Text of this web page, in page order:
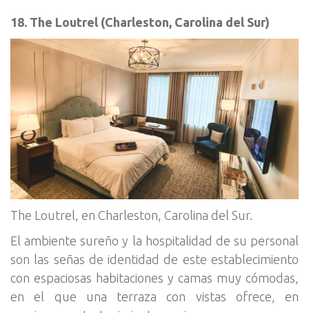
18. The Loutrel (Charleston, Carolina del Sur)
The Loutrel, en Charleston, Carolina del Sur.
El ambiente sureño y la hospitalidad de su personal
son las señas de identidad de este establecimiento
con espaciosas habitaciones y camas muy cómodas,
en el que una terraza con vistas ofrece, en